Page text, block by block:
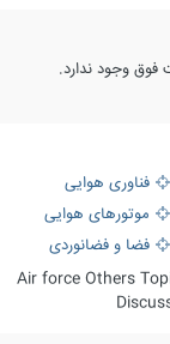
وجود ندارد.
فناوری هوایی
موتورهای هوایی
فضا و فضانوردی
Air force Others